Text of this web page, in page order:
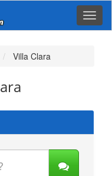
Villa Clara